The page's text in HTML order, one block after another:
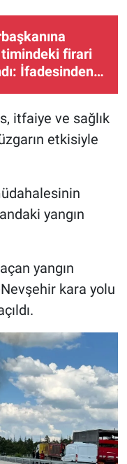
firari
İfadesinden
itfaiye ve sağlık
etkisiyle
yangın
yangın
kara yolu